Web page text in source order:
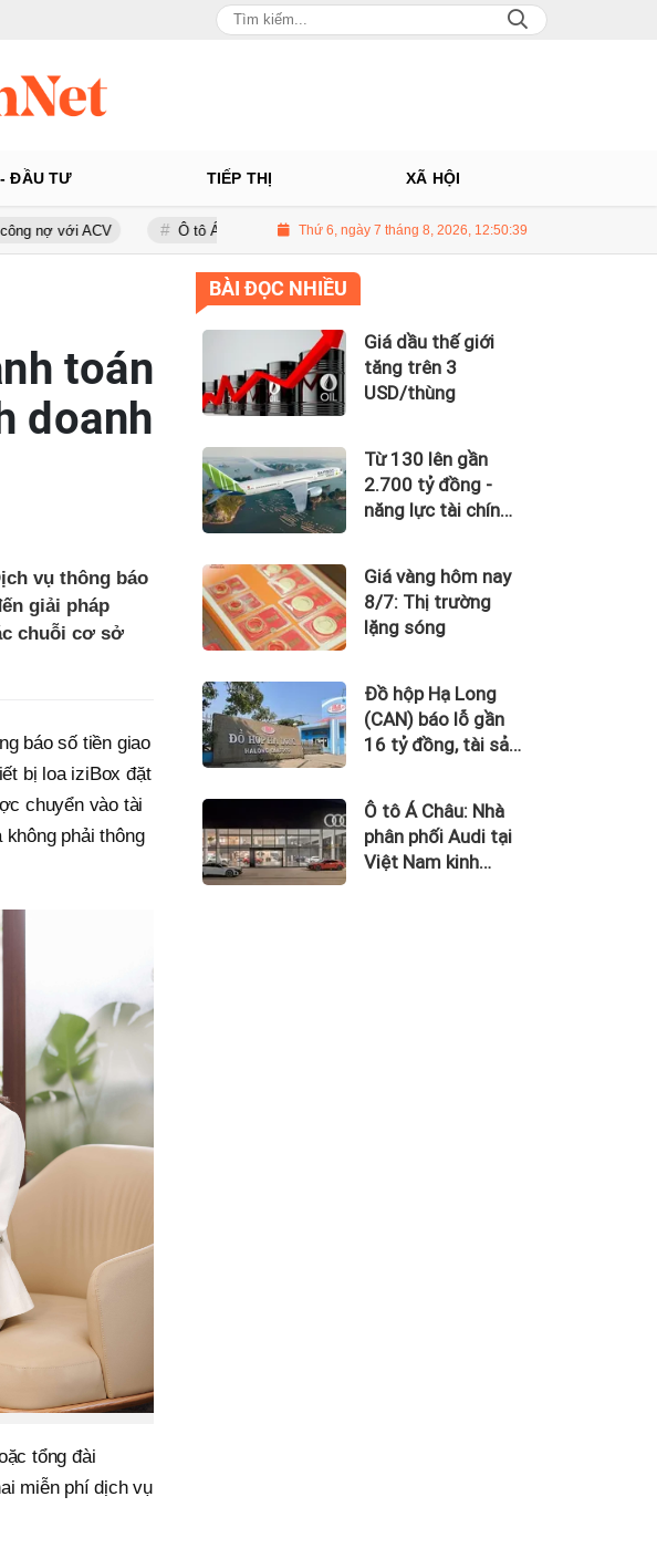
ĐẦU TƯ TIẾP THỊ XÃ HỘI
Ô tô Á Châu: Nhà phân phối Audi tại Việt Nam kinh doanh thua lỗ
Thứ 6, ngày 7 tháng 8, 2026, 12:50:41
toán
doanh
vụ thông báo
giải pháp
chuỗi cơ sở
báo số tiền giao
bị loa iziBox đặt
chuyển vào tài
phải thông
tổng đài
miễn phí dịch vụ
BÀI ĐỌC NHIỀU
Giá dầu thế giới
tăng trên 3
USD/thùng
Từ 130 lên gần
2.700 tỷ đồng -
năng lực tài chính
công nợ với ACV
Giá vàng hôm nay
8/7: Thị trường
lặng sóng
Đồ hộp Hạ Long
(CAN) báo lỗ gần
16 tỷ đồng, tài sản
sau nửa năm
Ô tô Á Châu: Nhà
phân phối Audi tại
Việt Nam kinh